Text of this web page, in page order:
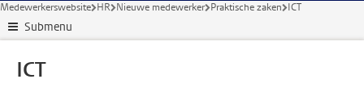
Medewerkerswebsite HR Nieuwe medewerker Praktische zaken ICT
Submenu
ICT